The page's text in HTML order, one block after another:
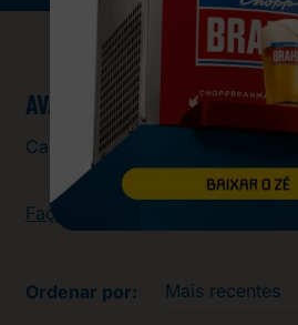
AVALIAÇÕES
Carregando…
Faça login para escrever uma
Mais recentes